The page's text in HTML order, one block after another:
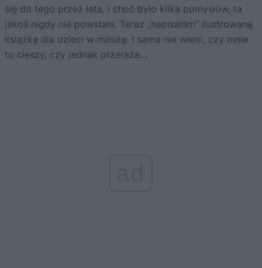
się do tego przez lata, i choć było kilka pomysłów, ta
jakoś nigdy nie powstała. Teraz „napisałam” ilustrowaną
książkę dla dzieci w minutę. I sama nie wiem, czy mnie
to cieszy, czy jednak przeraża…